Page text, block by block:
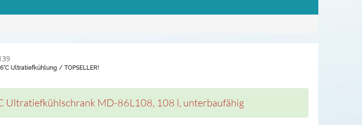
Ultratiefkühlung / TOPSELLER!
Ultratiefkühlschrank MD-86L108, 108 l, unterbaufähig